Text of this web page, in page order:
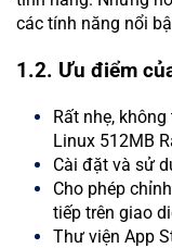
các tính năng nổi
1.2. Ưu điểm
Rất nhẹ,
Linux 512MB
Cài đặt và sử
Cho phép
tiếp trên giao
Thư viện App